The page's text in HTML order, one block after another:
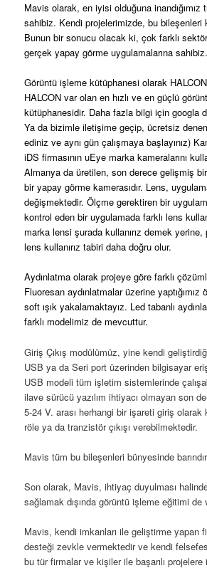
Mavis olarak, en iyisi olduğuna
sahibiz. Kendi projelerimizde, bu bileşenleri
Bunun bir sonucu olacak ki, çok farklı
gerçek yapay görme uygulamalarına sahibiz.
Görüntü işleme kütüphanesi olarak
HALCON var olan en hızlı ve en güçlü
kütüphanesidir. Daha fazla bilgi için googla
Ya da bizimle iletişime geçip, ücretsiz
ediniz ve aynı gün çalışmaya başlayınız)
iDS firmasının uEye marka kameralarını
Almanya da üretilen, son derece gelişmiş
bir yapay görme kamerasıdır. Lens,
değişmektedir. Ölçme gerektiren bir
kontrol eden bir uygulamada farklı lens
marka lensi şurada kullanırız demek
lens kullanırız tabiri daha doğru olur.
Aydınlatma olarak projeye göre farklı
Fluoresan aydınlatmalar üzerine
soft ışık yakalamaktayız. Led tabanlı
farklı modelimiz de mevcuttur.
Giriş Çıkış modülümüz, yine kendi
USB ya da Seri port üzerinden bilgisayar
USB modeli tüm işletim sistemlerinde
ilave sürücü yazılım ihtiyacı olmayan son
5-24 V. arası herhangi bir işareti giriş
röle ya da tranzistör çıkışı verebilmektedir.
Mavis tüm bu bileşenleri bünyesinde
Son olarak, Mavis, ihtiyaç duyulması
sağlamak dışında görüntü işleme eğitimi de
Mavis, kendi imkanları ile geliştirme yapan
desteği zevkle vermektedir ve kendi
bu tür firmalar ve kişiler ile başarılı projelere